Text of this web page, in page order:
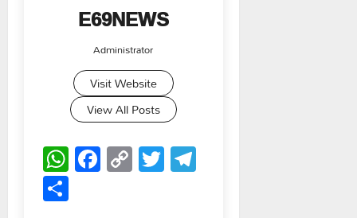
E69NEWS
Administrator
Visit Website
View All Posts
WhatsApp
Facebook
Copy
Link
Twitter